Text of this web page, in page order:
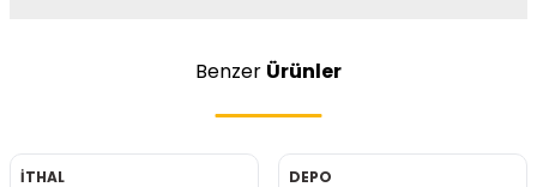
Benzer Ürünler
İTHAL
DEPO